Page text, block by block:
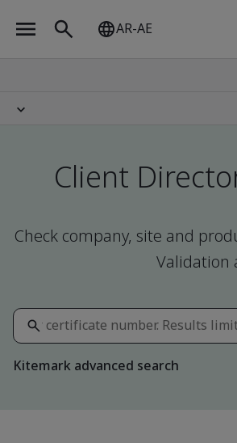
AR-AE
Client
Check company, site and
Validation
Kitemark advanced search